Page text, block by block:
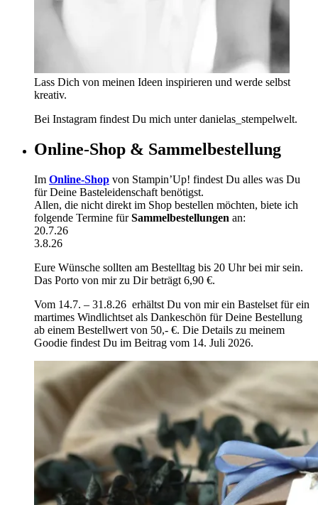
Lass Dich von meinen Ideen inspirieren und werde selbst
kreativ.
Bei Instagram findest Du mich unter danielas_stempelwelt.
Online-Shop & Sammelbestellung
Im Online-Shop von Stampin’Up! findest Du alles was Du
für Deine Basteleidenschaft benötigst.
Allen, die nicht direkt im Shop bestellen möchten, biete ich
folgende Termine fürSammelbestellungen an:
20.7.26
3.8.26
Eure Wünsche sollten am Bestelltag bis 20 Uhr bei mir sein.
Das Porto von mir zu Dir beträgt 6,90 €.
Vom 14.7. – 31.8.26 erhältst Du von mir ein Bastelset für ein
martimes Windlichtset als Dankeschön für Deine Bestellung
ab einem Bestellwert von 50,- €. Die Details zu meinem
Goodie findest Du im Beitrag vom 14. Juli 2026.